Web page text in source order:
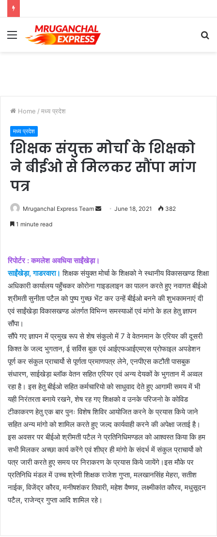
Menu
Home / मध्य प्रदेश
मध्य प्रदेश
शिक्षक संयुक्त मोर्चा के शिक्षको
ने बीईओ से मिलकर सौंपा मांग
पत्र
Mruganchal Express Team
Send June 18, 2021 382
1 minute read
रिपोर्टर : कमलेश अवधिया साईंखेड़ा।
साईंखेड़ा, गाडरवारा। शिक्षक संयुक्त मोर्चा के शिक्षको ने स्थानीय विकासखण्ड शिक्षा
अधिकारी कार्यालय पहुँचकर कोरोना गाइडलाइन का पालन करते हुए नवागत बीईओ
श्रीमती सुनीता पटैल को पुष्प गुच्छ भेंट कर उन्हें बीईओ बनने की शुभकामनाएं दी
एवं साईंखेड़ा विकासखण्ड अंतर्गत विभिन्न समस्याओं एवं मांगो के हल हेतु ज्ञापन
सौंपा।
सौंपे गए ज्ञापन में प्रमुख रूप से शेष संकुलो में 7 वे वेतनमान के एरियर की दूसरी
किश्त के जल्द भुगतान, ई सर्विस बुक एवं आईएफआईएमएस प्रोफाइल अपडेशन
पूर्ण कर संकुल प्राचार्यो से पूर्णता प्रमाणपत्र लेने, एनपीएस कटौती पासबुक
संधारण, साईखेड़ा ब्लॉक वेतन सहित एरियर एवं अन्य देयकों के भुगतान में अव्वल
रहा है। इस हेतु बीईओ सहित कर्मचारियो को साधुवाद देते हुए आगामी समय में भी
यही निरंतरता बनाये रखने, शेष रह गए शिक्षको व उनके परिजनो के कोविड
टीकाकरण हेतु एक बार पुनः विशेष शिविर आयोजित करने के प्रयास किये जाने
सहित अन्य मांगो को शामिल करते हुए जल्द कार्यवाही करने की अपेक्षा जताई है।
इस अवसर पर बीईओ श्रीमती पटैल ने प्रतिनिधिमण्डल को आश्वस्त किया कि हम
सभी मिलकर अच्छा कार्य करेंगे एवं शीघ्र ही मांगो के संदर्भ में संकुल प्राचार्यो को
पत्र जारी करते हुए समय पर निराकरण के प्रयास किये जायेंगे।इस मौके पर
प्रतिनिधि मंडल में उच्च श्रेणी शिक्षक राजेश गुप्ता, मलखानसिंह मेहरा, सतीश
नाईक, विजेंद्र कौरव, मनीषशंकर तिवारी, महेश वैष्णव, लक्ष्मीकांत कौरव, मधुसूदन
पटैल, राजेन्द्र गुप्ता आदि शामिल रहे।